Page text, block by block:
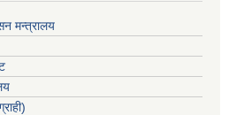
मन्त्रालय